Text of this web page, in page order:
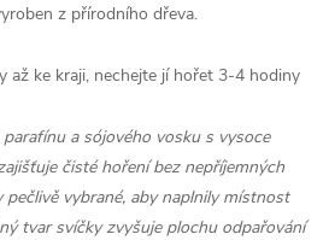
z přírodního dřeva.
až ke kraji, nechejte jí hořet 3-4 hodiny
a sójového vosku s vysoce
čisté hoření bez nepříjemných
vybrané, aby naplnily místnost
tvar svíčky zvyšuje plochu odpařování